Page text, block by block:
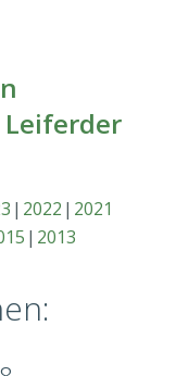
2022 2021
2013